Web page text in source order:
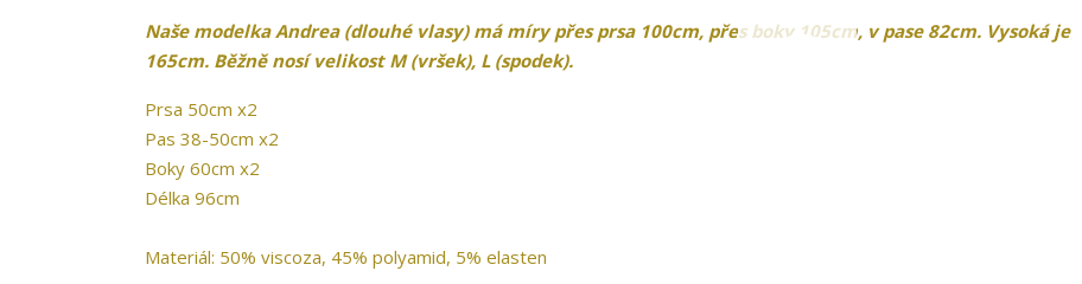
Naše modelkaAndrea (dlouhé vlasy)má míry přes prsa 100cm, přes boky 105cm, v pase 82cm. Vysoká je
165cm. Běžně nosí velikost M (vršek), L (spodek).
Prsa 50cm x2
Pas 38-50cm x2
Boky 60cm x2
Délka 96cm
Materiál: 50% viscoza, 45% polyamid, 5% elasten